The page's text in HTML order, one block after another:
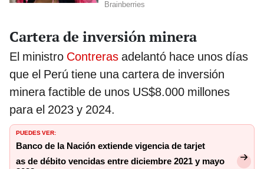
Cartera de inversión minera
El ministro Contreras adelantó hace unos días
que el Perú tiene una cartera de inversión
minera factible de unos US$8.000 millones
para el 2023 y 2024.
PUEDES VER:
Banco de la Nación extiende vigencia de tarjet
as de débito vencidas entre diciembre 2021 y mayo